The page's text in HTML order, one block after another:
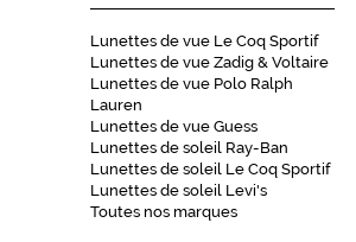
Lunettes de vue Le Coq Sportif
Lunettes de vue Zadig & Voltaire
Lunettes de vue Polo Ralph
Lauren
Lunettes de vue Guess
Lunettes de soleil Ray-Ban
Lunettes de soleil Le Coq Sportif
Lunettes de soleil Levi's
Toutes nos marques